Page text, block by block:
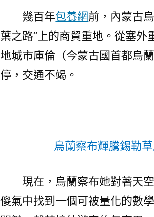
幾百年包養網前，內蒙古
葉之路”上的商貿重地。從塞外
地城市庫倫（今蒙古國首都烏
停，交通不竭。
烏蘭察布輝騰錫勒
現在，烏蘭察布她對著天
傻氣中找到一個可被量化的數